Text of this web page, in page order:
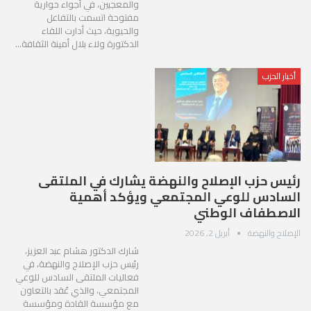
والمعجبين، في أجواء حوارية
مفتوحة اتسمت بالتفاعل
والحيوية، حيث أدارت اللقاء
الدكتورة ولاء بلال أمينة الثقافة…
أخبار الحزب
رئيس حزب الإصلاح والنهضة يشارك في الملتقى
السادس للوعي المجتمعي ويؤكد أهمية
الاصطفاف الوطني
الإصلاح والنهضة أبريل 2, 2026
شارك الدكتور هشام عبد العزيز،
رئيس حزب الإصلاح والنهضة، في
فعاليات الملتقى السادس للوعي
المجتمعي، والذي عُقد بالتعاون
مع مؤسسة القادة ومؤسسة